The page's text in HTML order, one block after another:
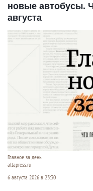
новые автобусы.
августа
Главное за день
altapress.ru
6 августа 2026 в 23:30